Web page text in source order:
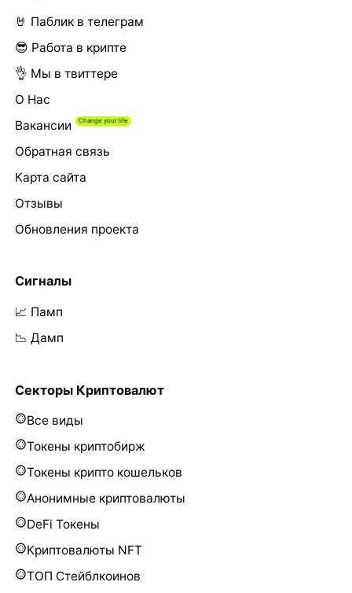
🤘 Паблик в телеграм
😎 Работа в крипте
👌 Мы в твиттере
О Нас
Вакансии
Обратная связь
Карта сайта
Отзывы
Обновления проекта
Сигналы
📈 Памп
📉 Дамп
Секторы Криптовалют
Все виды
Токены криптобирж
Токены крипто кошельков
Анонимные криптовалюты
DeFi Токены
Криптовалюты NFT
ТОП Стейблкоинов